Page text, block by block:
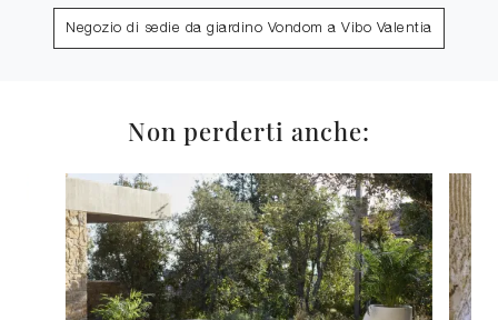
Negozio di sedie da giardino Vondom a Vibo Valentia
Non perderti anche: